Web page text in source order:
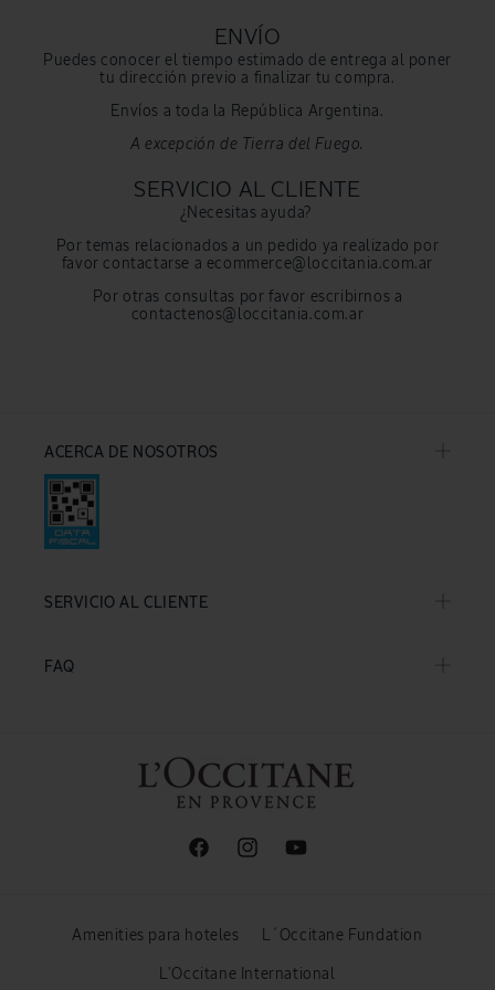
ENVÍO
Puedes conocer el tiempo estimado de entrega al poner
tu dirección previo a finalizar tu compra.
Envíos a toda la República Argentina.
A excepción de Tierra del Fuego.
SERVICIO AL CLIENTE
¿Necesitas ayuda?
Por temas relacionados a un pedido ya realizado por
favor contactarse a ecommerce@loccitania.com.ar
Por otras consultas por favor escribirnos a
contactenos@loccitania.com.ar
ACERCA DE NOSOTROS
SERVICIO AL CLIENTE
FAQ
FacebookInstagramYouTube
Amenities para hoteles L´Occitane Fundation
L'Occitane International